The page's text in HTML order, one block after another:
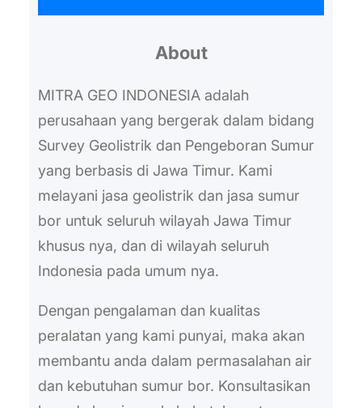
About
MITRA GEO INDONESIA adalah
perusahaan yang bergerak dalam bidang
Survey Geolistrik dan Pengeboran Sumur
yang berbasis di Jawa Timur. Kami
melayani jasa geolistrik dan jasa sumur
bor untuk seluruh wilayah Jawa Timur
khusus nya, dan di wilayah seluruh
Indonesia pada umum nya.
Dengan pengalaman dan kualitas
peralatan yang kami punyai, maka akan
membantu anda dalam permasalahan air
dan kebutuhan sumur bor. Konsultasikan